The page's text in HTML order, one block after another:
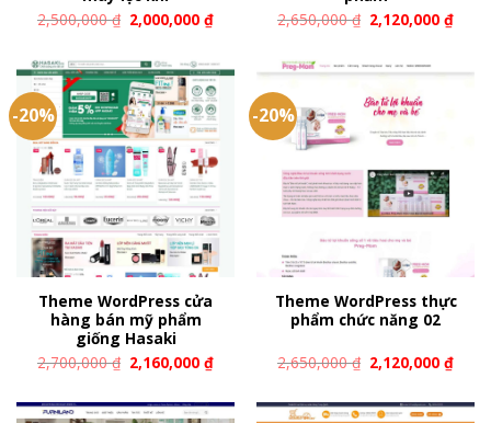
2,500,000₫ 2,000,000₫
2,650,000₫ 2,120,000₫
-20%
Theme WordPress cửa
hàng bán mỹ phẩm
giống Hasaki
2,700,000₫ 2,160,000₫
-20%
Theme WordPress thực
phẩm chức năng 02
2,650,000₫ 2,120,000₫